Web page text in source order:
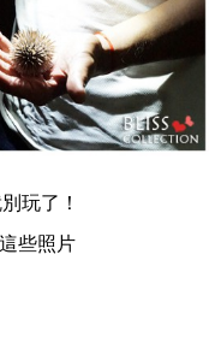
玩了！
些照片